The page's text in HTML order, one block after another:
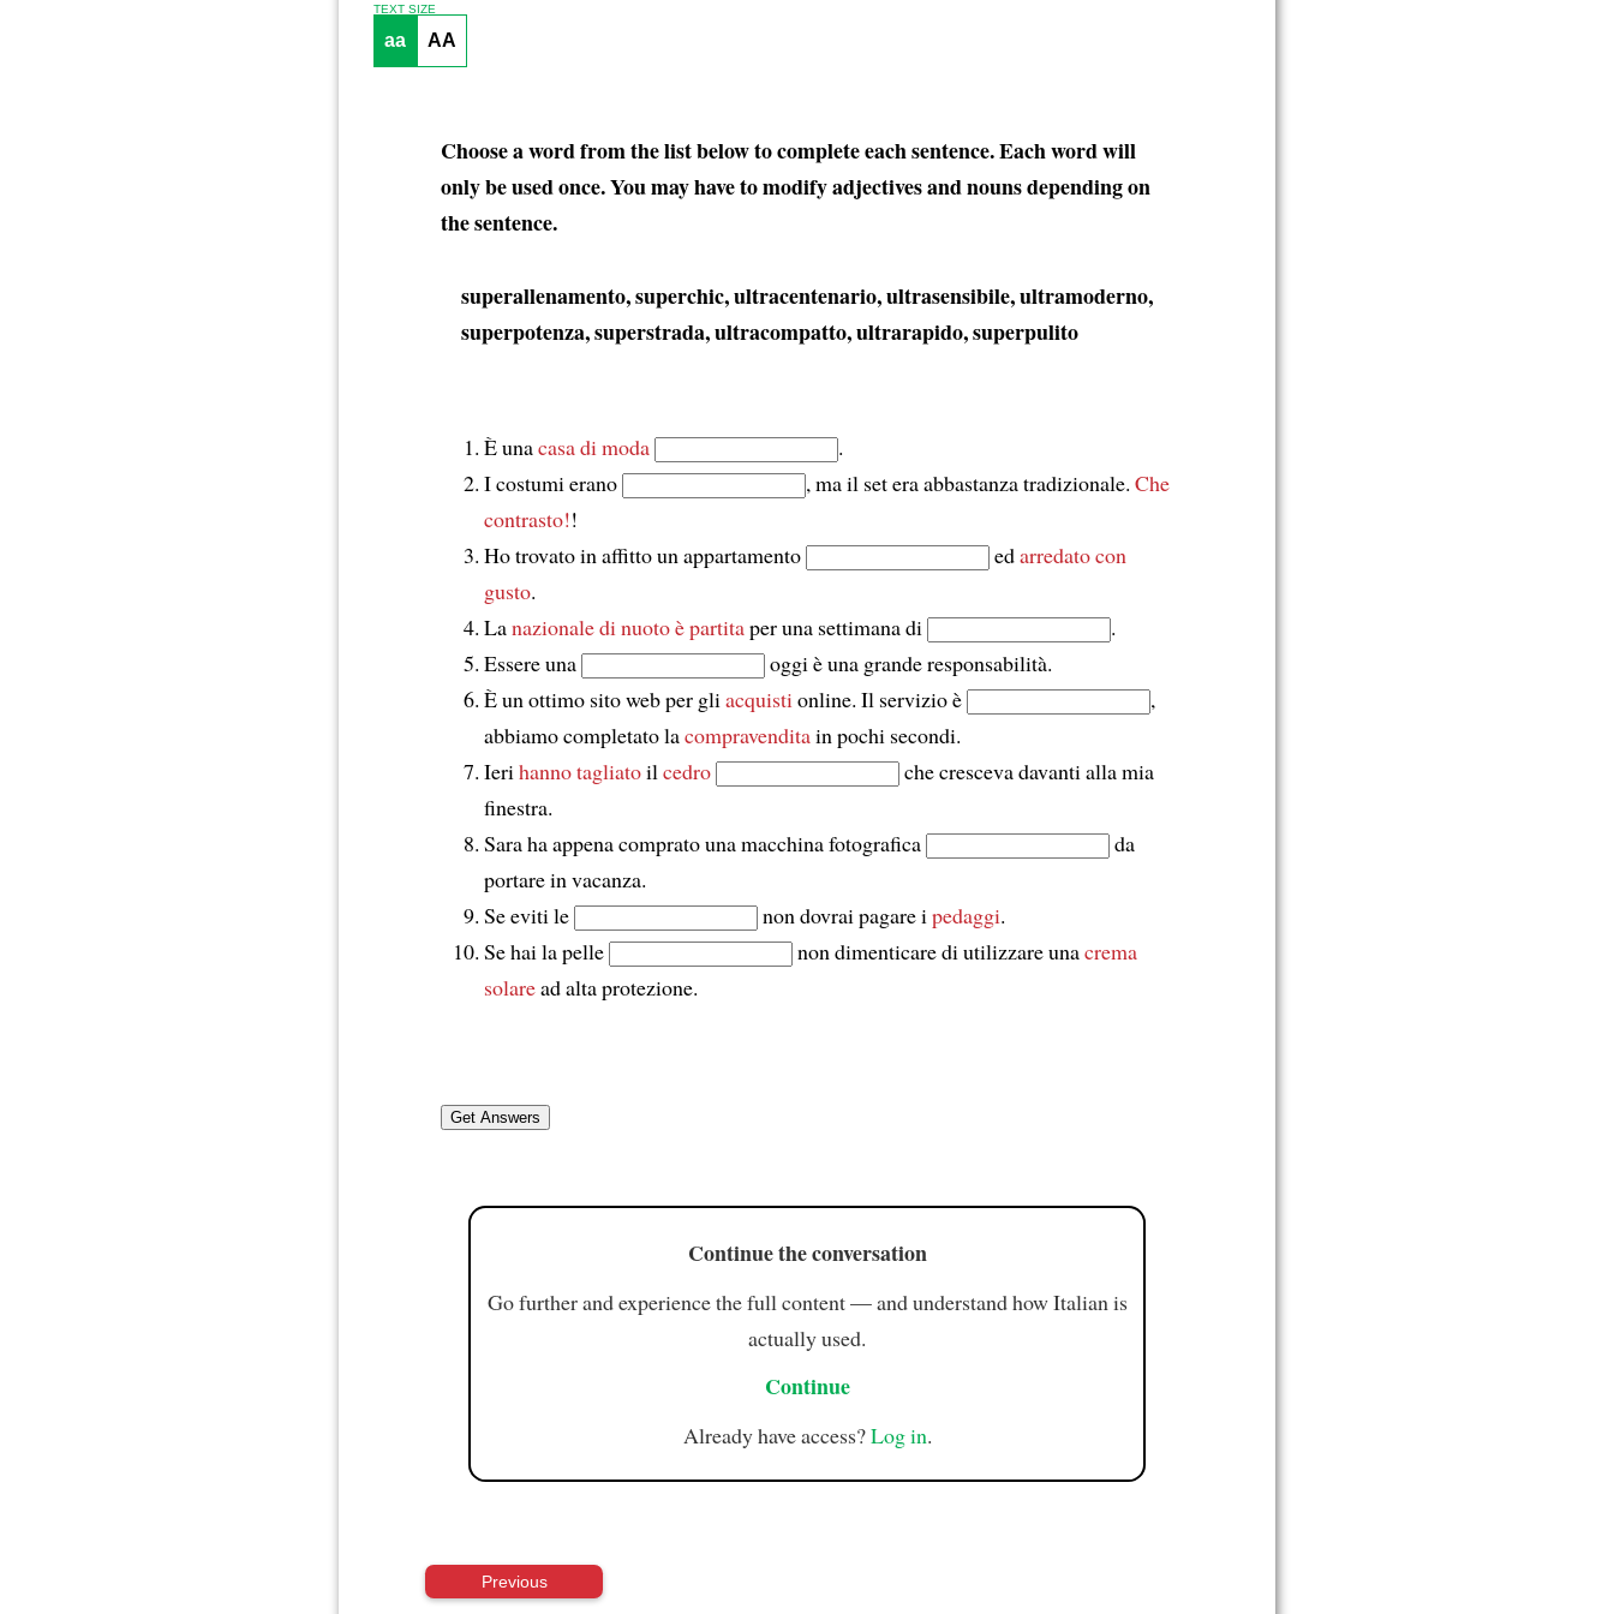
TEXT SIZE
aa AA
Choose a word from the list below to complete each sentence. Each word will
only be used once. You may have to modify adjectives and nouns depending on
the sentence.
superallenamento, superchic, ultracentenario, ultrasensibile, ultramoderno,
superpotenza, superstrada, ultracompatto, ultrarapido, superpulito
È unacasa di moda
.
I costumi erano
, ma il set era abbastanza tradizionale. Che
contrasto!!
Ho trovato in affitto un appartamento
edarredato con
gusto.
Lanazionale di nuotoè partitaper una settimana di
.
Essere una
oggi è una grande responsabilità.
È un ottimo sito web per gliacquistionline. Il servizio è
,
abbiamo completato lacompravenditain pochi secondi.
Ierihanno tagliatoilcedro
che cresceva davanti alla mia
finestra.
Sara ha appena comprato una macchina fotografica
da
portare in vacanza.
Se eviti le
non dovrai pagare ipedaggi.
Se hai la pelle
non dimenticare di utilizzare unacrema
solaread alta protezione.
Continue the conversation
Go further and experience the full content — and understand how Italian is
actually used.
Continue
Already have access?Log in.
Previous